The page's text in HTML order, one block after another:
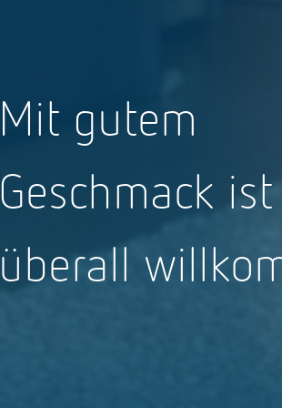
Mit gutem
Geschmack
überall